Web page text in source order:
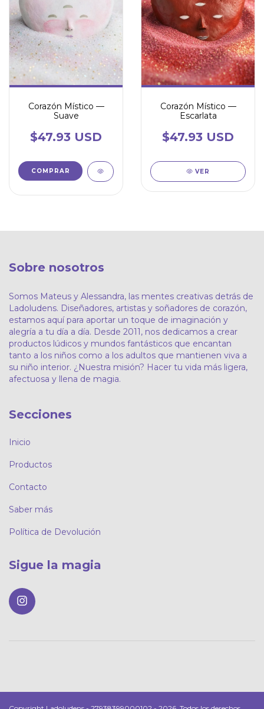
Corazón Místico —
Suave
$47.93 USD
Corazón Místico —
Escarlata
$47.93 USD
VER
Sobre nosotros
Somos Mateus y Alessandra, las mentes creativas detrás de
Ladoludens. Diseñadores, artistas y soñadores de corazón,
estamos aquí para aportar un toque de imaginación y
alegría a tu día a día. Desde 2011, nos dedicamos a crear
productos lúdicos y mundos fantásticos que encantan
tanto a los niños como a los adultos que mantienen viva a
su niño interior. ¿Nuestra misión? Hacer tu vida más ligera,
afectuosa y llena de magia.
Secciones
Inicio
Productos
Contacto
Saber más
Política de Devolución
Sigue la magia